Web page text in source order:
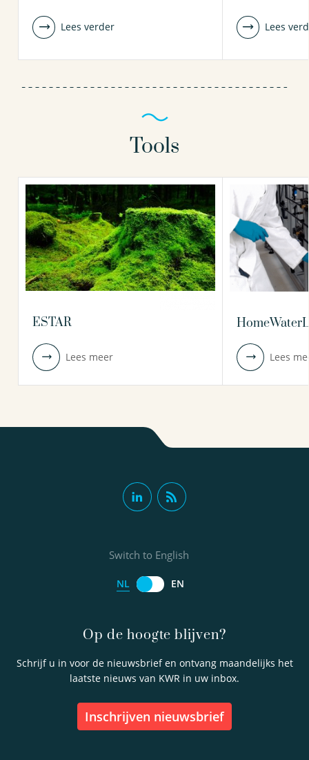
Lees verder Lees
Tools
ESTAR
Lees meer Lees
Op de hoogte blijven?
Schrijf u in voor de nieuwsbrief en ontvang maandelijks het
laatste nieuws van KWR in uw inbox.
inschrijven nieuwsbrief
Switch to English
NL EN